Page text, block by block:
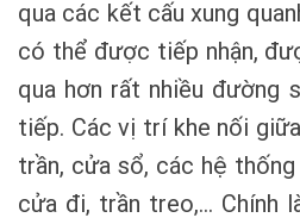
qua các kết cấu xung
có thể được tiếp nhận,
qua hơn rất nhiều đường
tiếp. Các vị trí khe nối
trần, cửa sổ, các hệ
cửa đi, trần treo,… Chính